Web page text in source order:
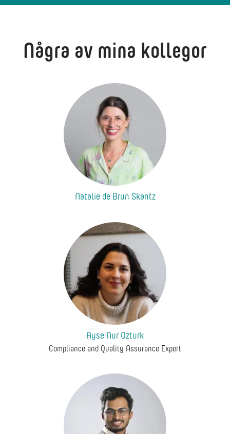
Några av mina kollegor
Natalie de Brun Skantz
Ayse Nur Ozturk
Compliance and Quality Assurance Expert